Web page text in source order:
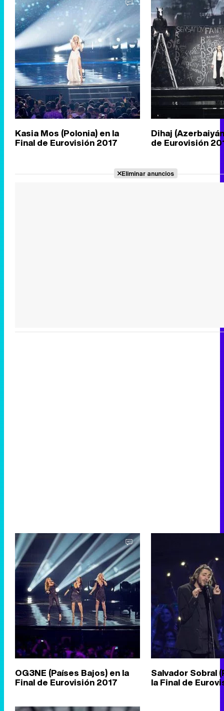
Kasia Mos (Polonia) en la
Final de Eurovisión 2017
Dihaj
de Eurovisión
Eliminar anuncios
OG3NE (Países Bajos) en la
Final de Eurovisión 2017
Salvador Sobral
la Final de